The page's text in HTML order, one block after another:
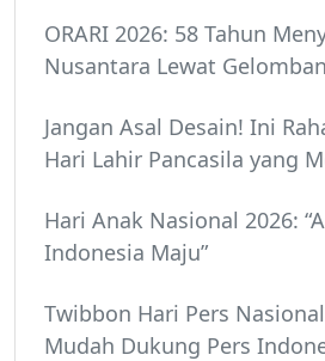
ORARI 2026: 58 Tahun
Nusantara Lewat
Jangan Asal Desain! Ini
Hari Lahir Pancasila yang
Hari Anak Nasional 2026:
Indonesia Maju”
Twibbon Hari Pers
Mudah Dukung Pers